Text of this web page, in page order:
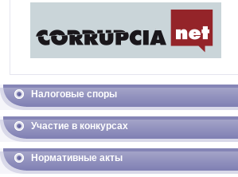
Налоговые споры
Участие в конкурсах
Нормативные акты